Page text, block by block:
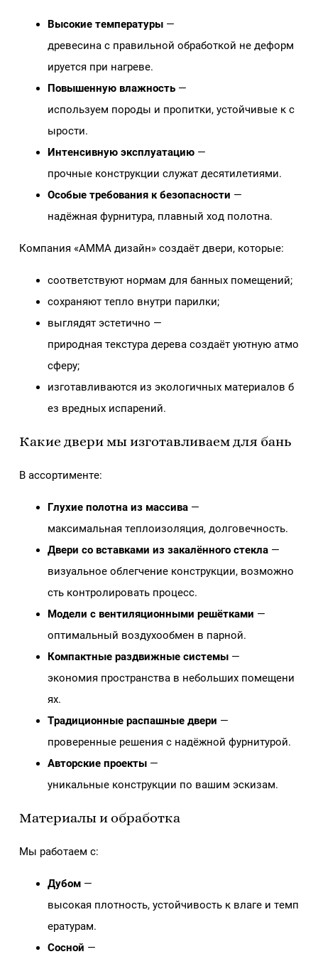
Высокие температуры—
древесина с правильной обработкой не деформ
ируется при нагреве.
Повышенную влажность—
используем породы и пропитки, устойчивые к с
ырости.
Интенсивную эксплуатацию—
прочные конструкции служат десятилетиями.
Особые требования к безопасности —
надёжная фурнитура, плавный ход полотна.
Компания «АММА дизайн» создаёт двери, которые:
соответствуют нормам для банных помещений;
сохраняют тепло внутри парилки;
выглядят эстетично —
природная текстура дерева создаёт уютную атмо
сферу;
изготавливаются из экологичных материалов б
ез вредных испарений.
Какие двери мы изготавливаем для бань
В ассортименте:
Глухие полотна из массива—
максимальная теплоизоляция, долговечность.
Двери со вставками из закалённого стекла—
визуальное облегчение конструкции, возможно
сть контролировать процесс.
Модели с вентиляционными решётками —
оптимальный воздухообмен в парной.
Компактные раздвижные системы—
экономия пространства в небольших помещени
ях.
Традиционные распашные двери —
проверенные решения с надёжной фурнитурой.
Авторские проекты—
уникальные конструкции по вашим эскизам.
Материалы и обработка
Мы работаем с:
Дубом—
высокая плотность, устойчивость к влаге и темп
ературам.
Сосной —